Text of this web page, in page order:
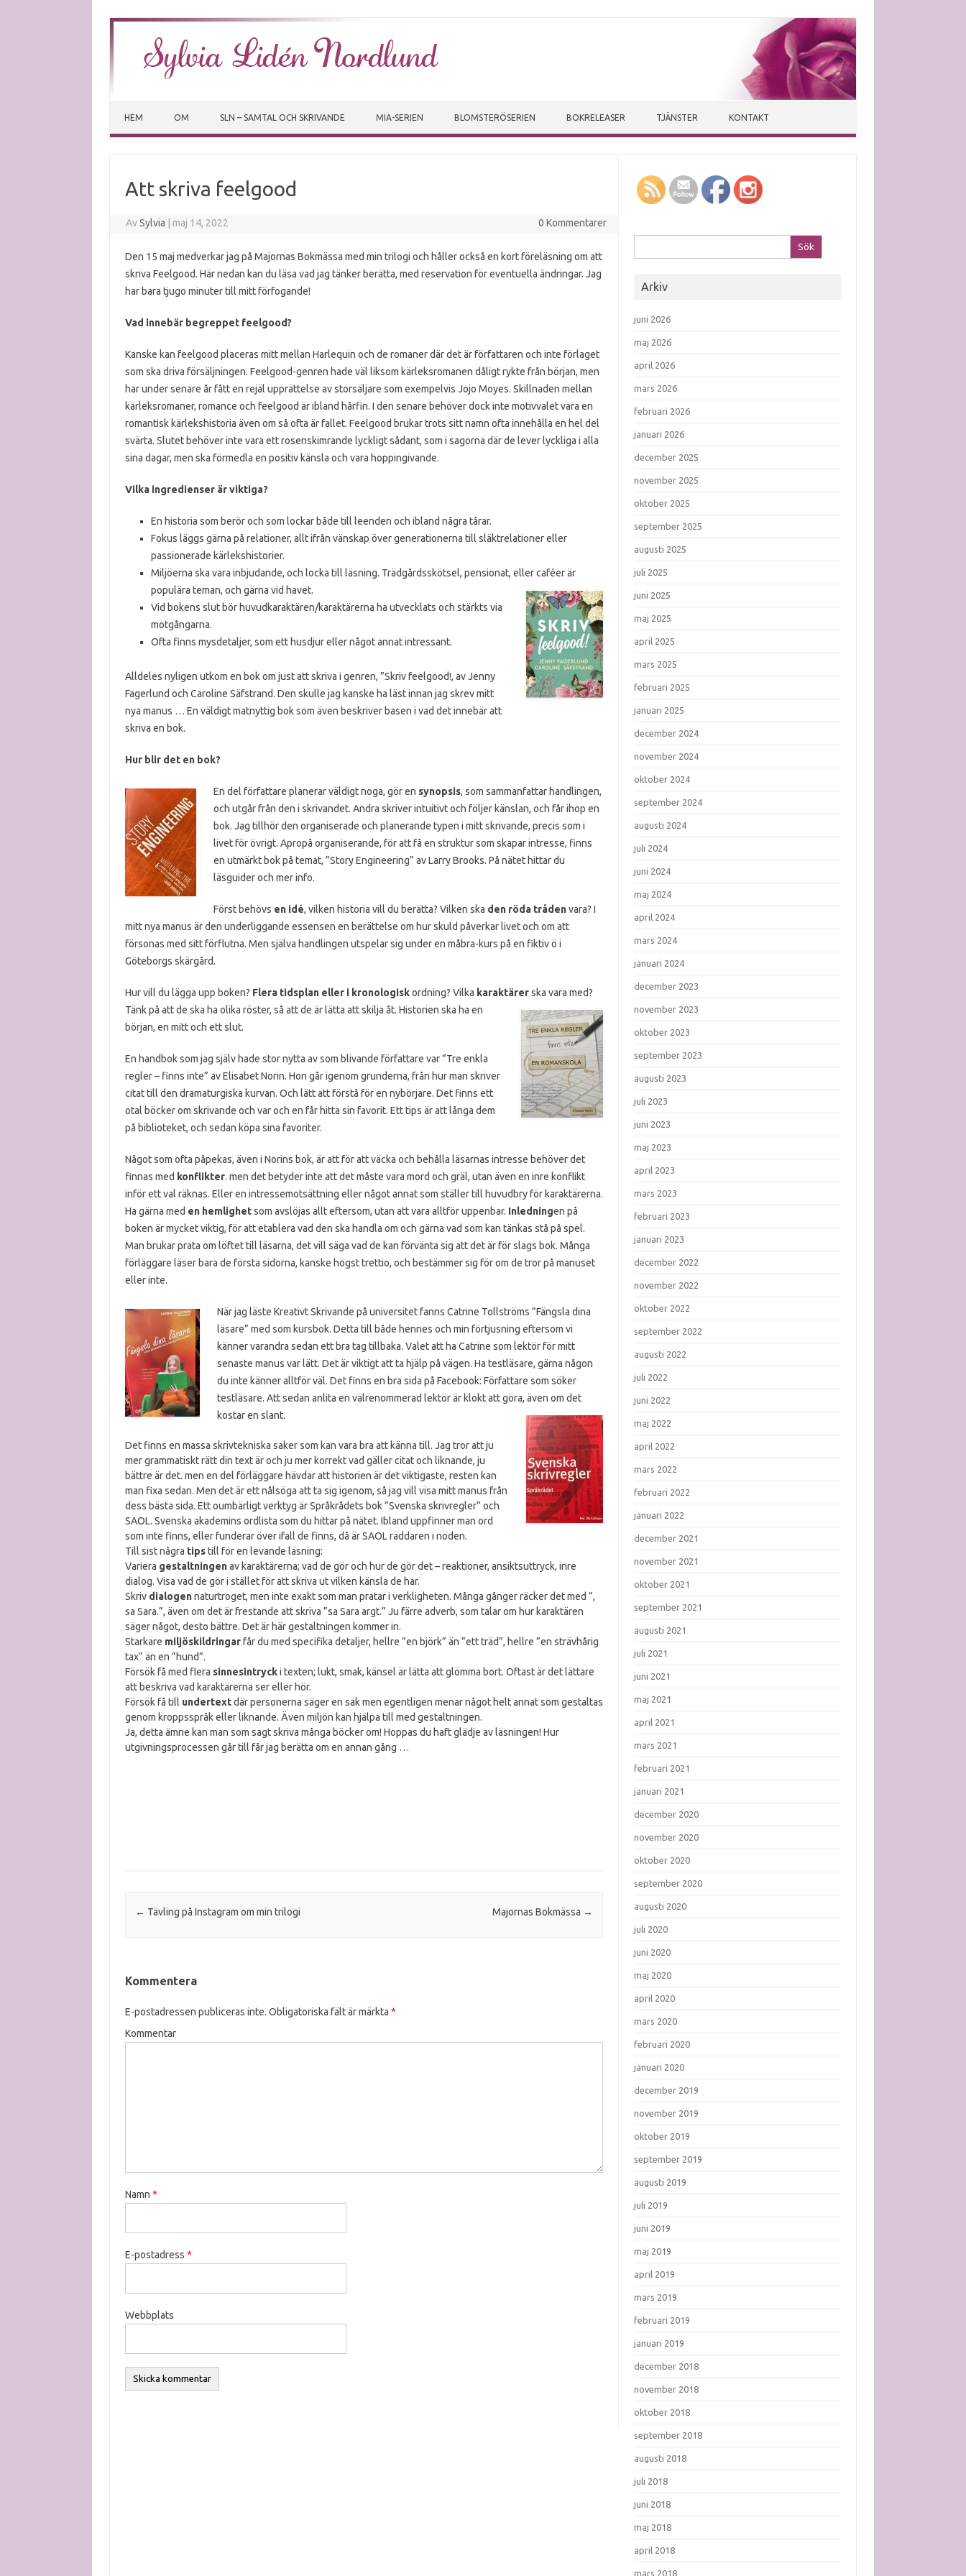
HEM OM SLN – SAMTAL OCH SKRIVANDE MIA-SERIEN BLOMSTERÖSERIEN BOKRELEASER TJÄNSTER KONTAKT
Att skriva feelgood
AvSylvia maj 14, 2022 0 Kommentarer
Den 15 maj medverkar jag på Majornas Bokmässa med min trilogi och håller också en kort föreläsning om att
skriva Feelgood. Här nedan kan du läsa vad jag tänker berätta, med reservation för eventuella ändringar. Jag
har bara tjugo minuter till mitt förfogande!
Vad innebär begreppet feelgood?
Kanske kan feelgood placeras mitt mellan Harlequin och de romaner där det är författaren och inte förlaget
som ska driva försäljningen. Feelgood-genren hade väl liksom kärleksromanen dåligt rykte från början, men
har under senare år fått en rejäl upprättelse av storsäljare som exempelvis Jojo Moyes. Skillnaden mellan
kärleksromaner, romance och feelgood är ibland hårfin. I den senare behöver dock inte motivvalet vara en
romantisk kärlekshistoria även om så ofta är fallet. Feelgood brukar trots sitt namn ofta innehålla en hel del
svärta. Slutet behöver inte vara ett rosenskimrande lyckligt sådant, som i sagorna där de lever lyckliga i alla
sina dagar, men ska förmedla en positiv känsla och vara hoppingivande.
Vilka ingredienser är viktiga?
En historia som berör och som lockar både till leenden och ibland några tårar.
Fokus läggs gärna på relationer, allt ifrån vänskap över generationerna till släktrelationer eller
passionerade kärlekshistorier.
Miljöerna ska vara inbjudande, och locka till läsning. Trädgårdsskötsel, pensionat, eller caféer är
populära teman, och gärna vid havet.
Vid bokens slut bör huvudkaraktären/karaktärerna ha utvecklats och stärkts via
motgångarna.
Ofta finns mysdetaljer, som ett husdjur eller något annat intressant.
Alldeles nyligen utkom en bok om just att skriva i genren, ”Skriv feelgood!, av Jenny
Fagerlund och Caroline Säfstrand. Den skulle jag kanske ha läst innan jag skrev mitt
nya manus … En väldigt matnyttig bok som även beskriver basen i vad det innebär att
skriva en bok.
Hur blir det en bok?
En del författare planerar väldigt noga, gör en synopsis, som sammanfattar handlingen,
och utgår från den i skrivandet. Andra skriver intuitivt och följer känslan, och får ihop en
bok. Jag tillhör den organiserade och planerande typen i mitt skrivande, precis som i
livet för övrigt. Apropå organiserande, för att få en struktur som skapar intresse, finns
en utmärkt bok på temat, ”Story Engineering” av Larry Brooks. På nätet hittar du
läsguider och mer info.
Först behövs en idé, vilken historia vill du berätta? Vilken ska den röda trådenvara? I
mitt nya manus är den underliggande essensen en berättelse om hur skuld påverkar livet och om att
försonas med sitt förflutna. Men själva handlingen utspelar sig under en måbra-kurs på en fiktiv ö i
Göteborgs skärgård.
Hur vill du lägga upp boken? Flera tidsplan eller i kronologiskordning? Vilka karaktärerska vara med?
Tänk på att de ska ha olika röster, så att de är lätta att skilja åt. Historien ska ha en
början, en mitt och ett slut.
En handbok som jag själv hade stor nytta av som blivande författare var ”Tre enkla
regler – finns inte” av Elisabet Norin. Hon går igenom grunderna, från hur man skriver
citat till den dramaturgiska kurvan. Och lätt att förstå för en nybörjare. Det finns ett
otal böcker om skrivande och var och en får hitta sin favorit. Ett tips är att långa dem
på biblioteket, och sedan köpa sina favoriter.
Något som ofta påpekas, även i Norins bok, är att för att väcka och behålla läsarnas intresse behöver det
finnas med konflikter. men det betyder inte att det måste vara mord och gräl, utan även en inre konflikt
inför ett val räknas. Eller en intressemotsättning eller något annat som ställer till huvudbry för karaktärerna.
Ha gärna med en hemlighetsom avslöjas allt eftersom, utan att vara alltför uppenbar. Inledningen på
boken är mycket viktig, för att etablera vad den ska handla om och gärna vad som kan tänkas stå på spel.
Man brukar prata om löftet till läsarna, det vill säga vad de kan förvänta sig att det är för slags bok. Många
förläggare läser bara de första sidorna, kanske högst trettio, och bestämmer sig för om de tror på manuset
eller inte.
När jag läste Kreativt Skrivande på universitet fanns Catrine Tollströms ”Fängsla dina
läsare” med som kursbok. Detta till både hennes och min förtjusning eftersom vi
känner varandra sedan ett bra tag tillbaka. Valet att ha Catrine som lektör för mitt
senaste manus var lätt. Det är viktigt att ta hjälp på vägen. Ha testläsare, gärna någon
du inte känner alltför väl. Det finns en bra sida på Facebook: Författare som söker
testläsare. Att sedan anlita en välrenommerad lektör är klokt att göra, även om det
kostar en slant.
Det finns en massa skrivtekniska saker som kan vara bra att känna till. Jag tror att ju
mer grammatiskt rätt din text är och ju mer korrekt vad gäller citat och liknande, ju
bättre är det. men en del förläggare hävdar att historien är det viktigaste, resten kan
man fixa sedan. Men det är ett nålsöga att ta sig igenom, så jag vill visa mitt manus från
dess bästa sida. Ett oumbärligt verktyg är Språkrådets bok ”Svenska skrivregler” och
SAOL. Svenska akademins ordlista som du hittar på nätet. Ibland uppfinner man ord
som inte finns, eller funderar över ifall de finns, då är SAOL räddaren i nöden.
Till sist några tipstill för en levande läsning:
Variera gestaltningenav karaktärerna; vad de gör och hur de gör det – reaktioner, ansiktsuttryck, inre
dialog. Visa vad de gör i stället för att skriva ut vilken känsla de har.
Skriv dialogennaturtroget, men inte exakt som man pratar i verkligheten. Många gånger räcker det med ”,
sa Sara.”, även om det är frestande att skriva ”sa Sara argt.” Ju färre adverb, som talar om hur karaktären
säger något, desto bättre. Det är här gestaltningen kommer in.
Starkare miljöskildringarfår du med specifika detaljer, hellre ”en björk” än ”ett träd”, hellre ”en strävhårig
tax” än en ”hund”.
Försök få med flera sinnesintrycki texten; lukt, smak, känsel är lätta att glömma bort. Oftast är det lättare
att beskriva vad karaktärerna ser eller hör.
Försök få till undertextdär personerna säger en sak men egentligen menar något helt annat som gestaltas
genom kroppsspråk eller liknande. Även miljön kan hjälpa till med gestaltningen.
Ja, detta ämne kan man som sagt skriva många böcker om! Hoppas du haft glädje av läsningen! Hur
utgivningsprocessen går till får jag berätta om en annan gång …
Post navigation
← Tävling på Instagram om min trilogi Majornas Bokmässa →
Kommentera
E-postadressen publiceras inte. Obligatoriska fält är märkta *
Kommentar
Namn *
E-postadress *
Webbplats
Arkiv
juni 2026
maj 2026
april 2026
mars 2026
februari 2026
januari 2026
december 2025
november 2025
oktober 2025
september 2025
augusti 2025
juli 2025
juni 2025
maj 2025
april 2025
mars 2025
februari 2025
januari 2025
december 2024
november 2024
oktober 2024
september 2024
augusti 2024
juli 2024
juni 2024
maj 2024
april 2024
mars 2024
januari 2024
december 2023
november 2023
oktober 2023
september 2023
augusti 2023
juli 2023
juni 2023
maj 2023
april 2023
mars 2023
februari 2023
januari 2023
december 2022
november 2022
oktober 2022
september 2022
augusti 2022
juli 2022
juni 2022
maj 2022
april 2022
mars 2022
februari 2022
januari 2022
december 2021
november 2021
oktober 2021
september 2021
augusti 2021
juli 2021
juni 2021
maj 2021
april 2021
mars 2021
februari 2021
januari 2021
december 2020
november 2020
oktober 2020
september 2020
augusti 2020
juli 2020
juni 2020
maj 2020
april 2020
mars 2020
februari 2020
januari 2020
december 2019
november 2019
oktober 2019
september 2019
augusti 2019
juli 2019
juni 2019
maj 2019
april 2019
mars 2019
februari 2019
januari 2019
december 2018
november 2018
oktober 2018
september 2018
augusti 2018
juli 2018
juni 2018
maj 2018
april 2018
mars 2018